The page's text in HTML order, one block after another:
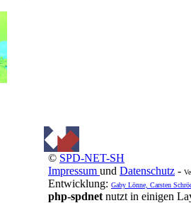
© SPD-NET-SH
Impressum und Datenschutz -
Entwicklung: Gaby Lönne, Carsten
php-spdnet nutzt in einigen